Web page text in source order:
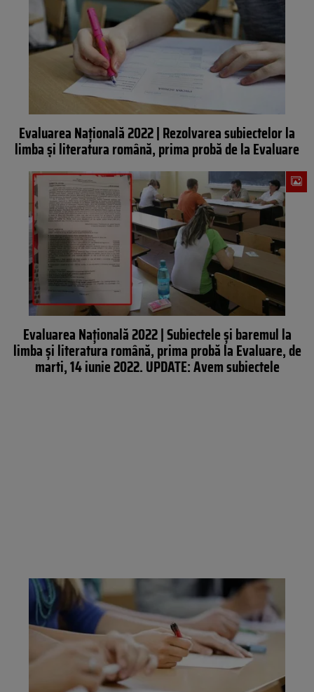
Evaluarea Națională 2022 | Rezolvarea subiectelor la
limba și literatura română, prima probă de la Evaluare
Evaluarea Națională 2022 | Subiectele și baremul la
limba și literatura română, prima probă la Evaluare, de
marti, 14 iunie 2022. UPDATE: Avem subiectele